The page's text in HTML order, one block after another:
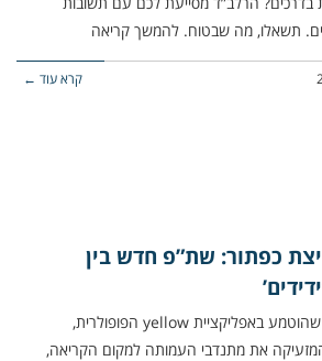
תשאלו, מה שבטוח. להמשך קריאה
קרא עוד ←
כפתור: שת”פ חדש בין
לחצן המצוקה של ‘ידידים’ שהוטמע באפליקציית yellow הפופולרית,
את מתנדבי העמותה למקום הקריאה,